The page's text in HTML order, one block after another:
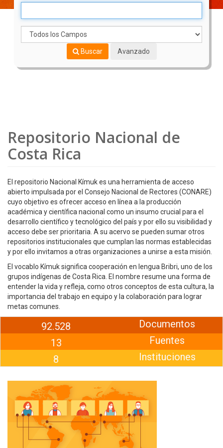
Buscar Avanzado
Repositorio Nacional de
Costa Rica
El repositorio Nacional Kímuk es una herramienta de acceso
abierto impulsada por el Consejo Nacional de Rectores (CONARE)
cuyo objetivo es ofrecer acceso en línea a la producción
académica y científica nacional como un insumo crucial para el
desarrollo científico y tecnológico del país y por ello su visibilidad y
acceso debe ser prioritaria. A su acervo se pueden sumar otros
repositorios institucionales que cumplan las normas establecidas
y por ello invitamos a otras organizaciones a unirse a esta misión.
El vocablo Kímuk significa cooperación en lengua Bribri, uno de los
grupos indígenas de Costa Rica. El nombre resume una forma de
entender la vida y refleja, como otros conceptos de esta cultura, la
importancia del trabajo en equipo y la colaboración para lograr
metas comunes.
92.528
13
8
Documentos
Fuentes
Instituciones